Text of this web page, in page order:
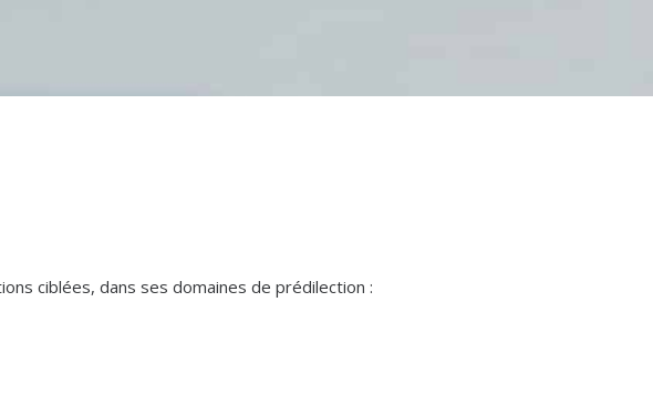
ciblées, dans ses domaines de prédilection :